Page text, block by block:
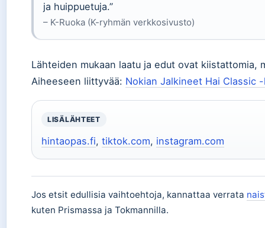
ja huippuetuja.”
– K-Ruoka (K-ryhmän verkkosivusto)
Lähteiden mukaan laatu ja edut ovat kiistattomia,
Aiheeseen liittyvää: Nokian Jalkineet Hai Classic
LISÄLÄHTEET
hintaopas.fi, tiktok.com, instagram.com
Jos etsit edullisia vaihtoehtoja, kannattaa verrata
kuten Prismassa ja Tokmannilla.